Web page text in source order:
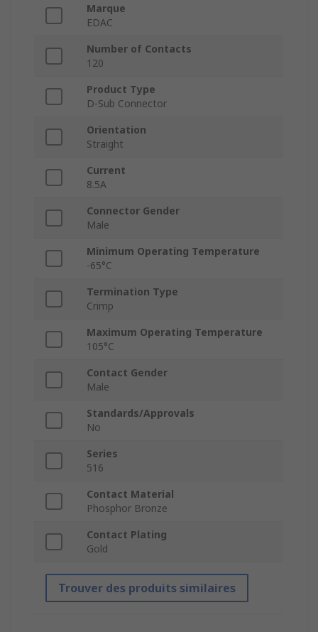
Marque
EDAC
Number of Contacts
120
Product Type
D-Sub Connector
Orientation
Straight
Current
8.5A
Connector Gender
Male
Minimum Operating Temperature
-65°C
Termination Type
Crimp
Maximum Operating Temperature
105°C
Contact Gender
Male
Standards/Approvals
No
Series
516
Contact Material
Phosphor Bronze
Contact Plating
Gold
Trouver des produits similaires